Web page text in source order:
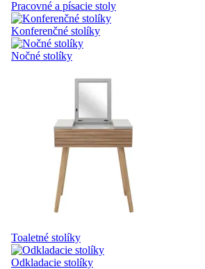
Pracovné a písacie stoly
Konferenčné stolíky
Nočné stolíky
Toaletné stolíky
Odkladacie stolíky